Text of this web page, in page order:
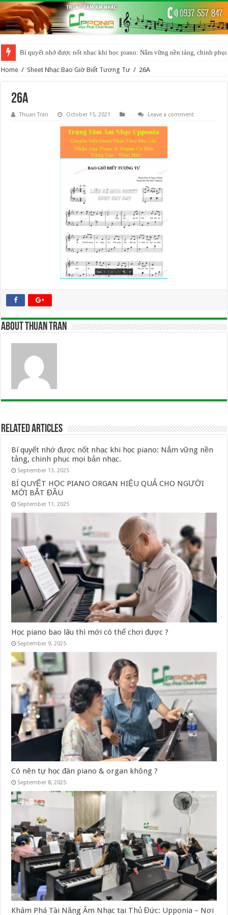
Bí quyết nhớ được nốt nhạc khi học piano: Nắm vững nền tảng, chinh
Home / Sheet Nhạc Bao Giờ Biết Tương Tư / 26A
26A
Thuan Tran October 15, 2021 Leave a comment
About Thuan Tran
Related Articles
Bí quyết nhớ được nốt nhạc khi học piano: Nắm vững nền
tảng, chinh phục mọi bản nhạc.
September 13, 2025
BÍ QUYẾT HỌC PIANO ORGAN HIỆU QUẢ CHO NGƯỜI
MỚI BẮT ĐẦU
September 11, 2025
Học piano bao lâu thì mới có thể chơi được ?
September 9, 2025
Có nên tự học đàn piano & organ không ?
September 8, 2025
Khám Phá Tài Năng Âm Nhạc tại Thủ Đức: Upponia – Nơi